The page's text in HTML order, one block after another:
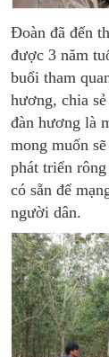
Đoàn đã đến
được 3 năm
buổi tham
hương, chia
đàn hương là
mong muốn
phát triển
có sẵn để
người dân.